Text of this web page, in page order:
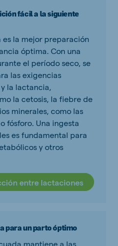
fácil a la siguiente
es la mejor preparación
óptima. Con una
el período seco, se
las exigencias
la lactancia,
la cetosis, la fiebre de
minerales, como las
fósforo. Una ingesta
es fundamental para
y otros
entre lactaciones
para un parto óptimo
mantiene a las